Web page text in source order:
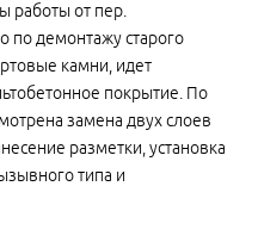
работы от пер.
по демонтажу старого
камни, идет
покрытие. По
замена двух слоев
разметки, установка
типа и